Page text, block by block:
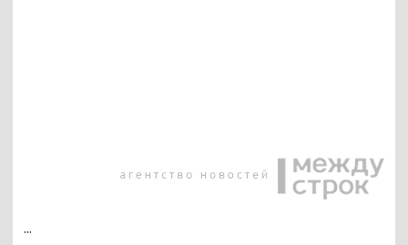
...